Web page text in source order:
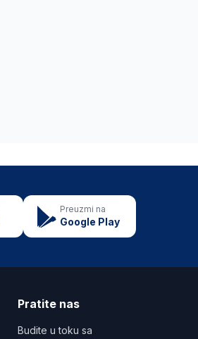
Preuzmi na
Google Play
Pratite nas
Budite u toku sa